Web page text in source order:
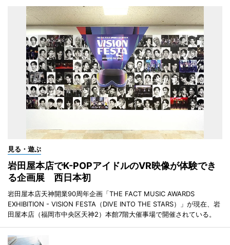
見る・遊ぶ
岩田屋本店でK-POPアイドルのVR映像が体験でき
る企画展 西日本初
岩田屋本店天神開業90周年企画「THE FACT MUSIC AWARDS
EXHIBITION - VISION FESTA（DIVE INTO THE STARS）」が現在、岩
田屋本店（福岡市中央区天神2）本館7階大催事場で開催されている。